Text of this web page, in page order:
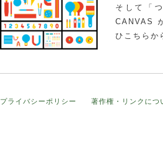
そして「
CANVAS
ひこちらか
プライバシーポリシー 著作権・リンクにつ